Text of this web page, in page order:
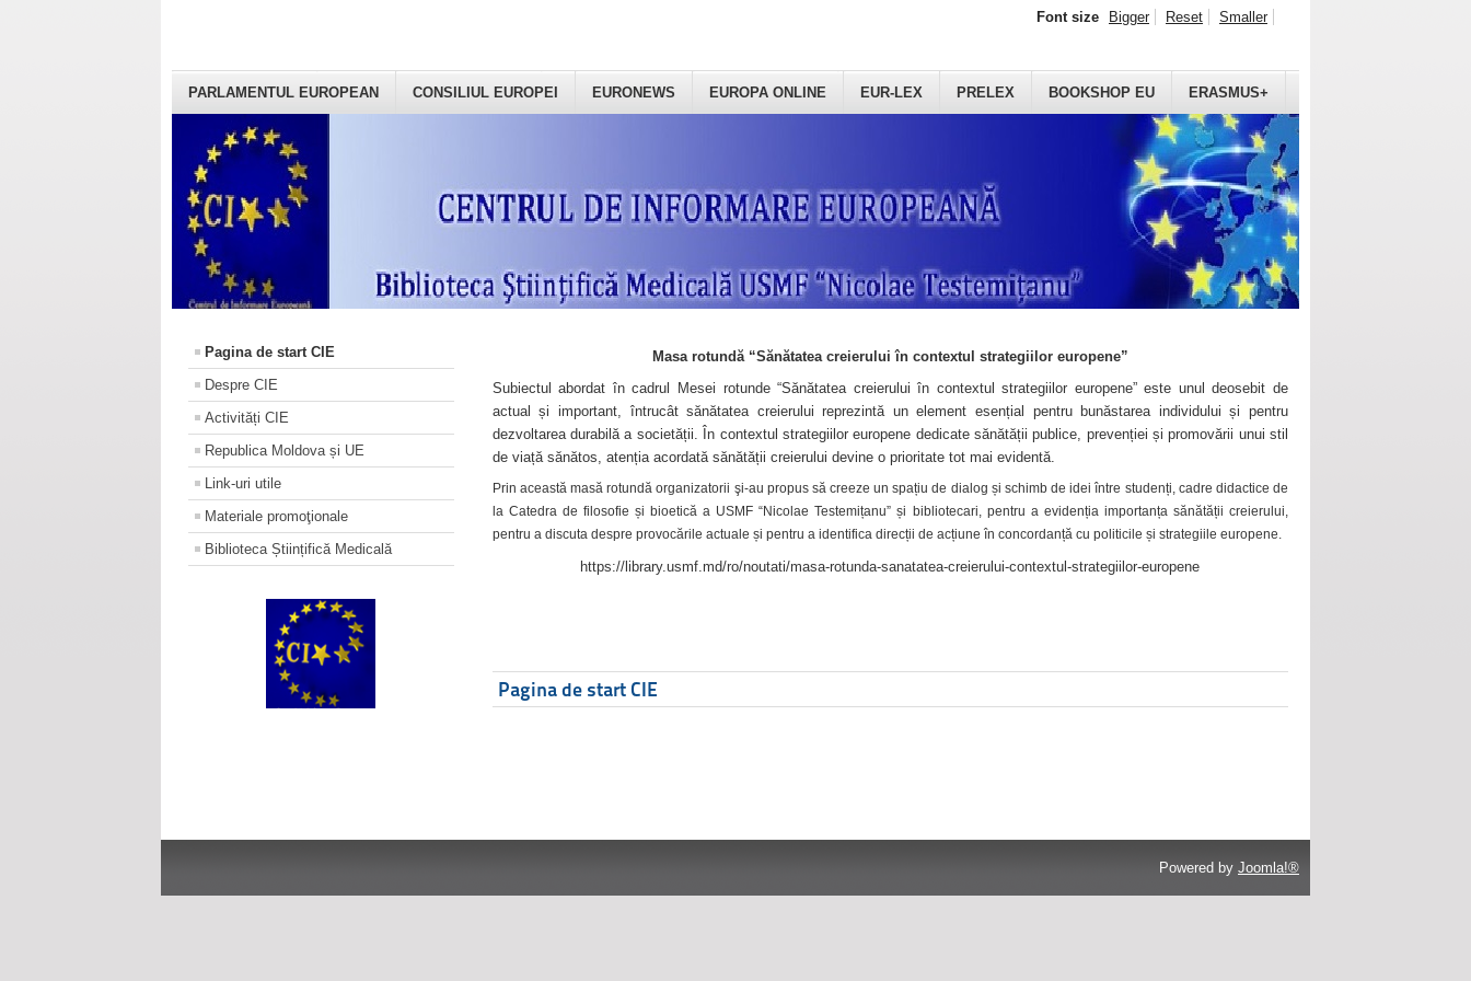
PARLAMENTUL EUROPEAN CONSILIUL EUROPEI EURONEWS EUROPA ONLINE EUR-LEX PRELEX BOOKSHOP EU ERASMUS+
Font size Bigger Reset Smaller
Pagina de start CIE
Despre CIE
Activități CIE
Republica Moldova și UE
Link-uri utile
Materiale promoţionale
Biblioteca Științifică Medicală
Masa rotundă “Sănătatea creierului în contextul strategiilor europene”
Subiectul abordat în cadrul Mesei rotunde “Sănătatea creierului în contextul strategiilor europene” este unul deosebit de
actual și important, întrucât sănătatea creierului reprezintă un element esențial pentru bunăstarea individului și pentru
dezvoltarea durabilă a societății. În contextul strategiilor europene dedicate sănătății publice, prevenției și promovării unui stil
de viață sănătos, atenția acordată sănătății creierului devine o prioritate tot mai evidentă.
Prin această masă rotundă organizatorii şi-au propus să creeze un spațiu de dialog și schimb de idei între studenți, cadre didactice de
la Catedra de filosofie și bioetică a USMF “Nicolae Testemițanu” și bibliotecari, pentru a evidenția importanța sănătății creierului,
pentru a discuta despre provocările actuale și pentru a identifica direcții de acțiune în concordanță cu politicile și strategiile europene.
https://library.usmf.md/ro/noutati/masa-rotunda-sanatatea-creierului-contextul-strategiilor-europene
Pagina de start CIE
Powered by Joomla!®